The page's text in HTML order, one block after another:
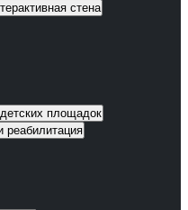
стена
площадок
реабилитация